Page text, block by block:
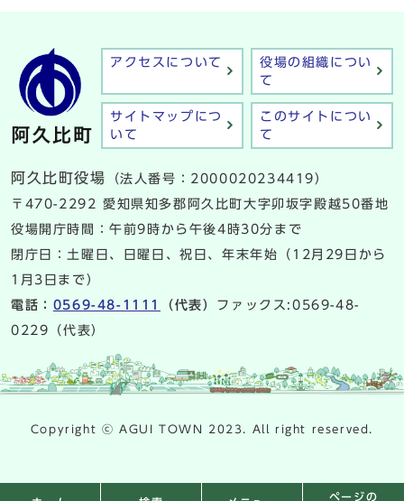
ページの
アクセスについて
役場の組織につい
て
サイトマップにつ
いて
このサイトについ
て
阿久比町役場
（法人番号：2000020234419）
〒470-2292 愛知県知多郡阿久比町大字卯坂字殿越50番地
役場開庁時間：午前9時から午後4時30分まで
閉庁日：土曜日、日曜日、祝日、年末年始（12月29日から
1月3日まで）
電話： 0569-48-1111 （代表） ファックス:0569-48-
0229（代表）
Copyright ⓒ AGUI TOWN 2023. All right reserved.